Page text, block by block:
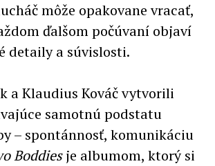
môže opakovane vracať,
ďalšom počúvaní objaví
detaily a súvislosti.
a Klaudius Kováč vytvorili
samotnú podstatu
– spontánnosť, komunikáciu
Boddiesje albumom, ktorý si